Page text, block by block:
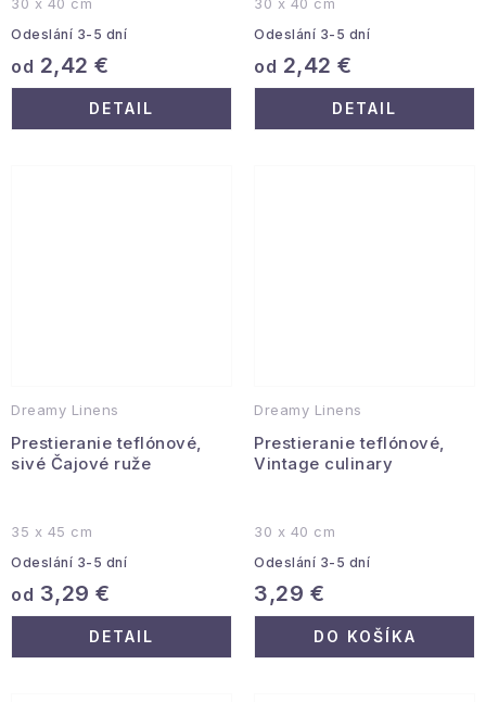
Odeslání 3-5 dní
od 2,42 €
DETAIL
Odeslání 3-5 dní
od 2,42 €
DETAIL
Dreamy Linens
Prestieranie teflónové,
sivé Čajové ruže
35 x 45 cm
Odeslání 3-5 dní
od 3,29 €
DETAIL
Dreamy Linens
Prestieranie teflónové,
Vintage culinary
30 x 40 cm
Odeslání 3-5 dní
3,29 €
DO KOŠÍKA